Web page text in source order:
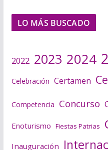
LO MÁS BUSCADO
2022 2023 2024
Celebración Certamen
Competencia Concurso
Enoturismo Fiestas Patrias
Inauguración